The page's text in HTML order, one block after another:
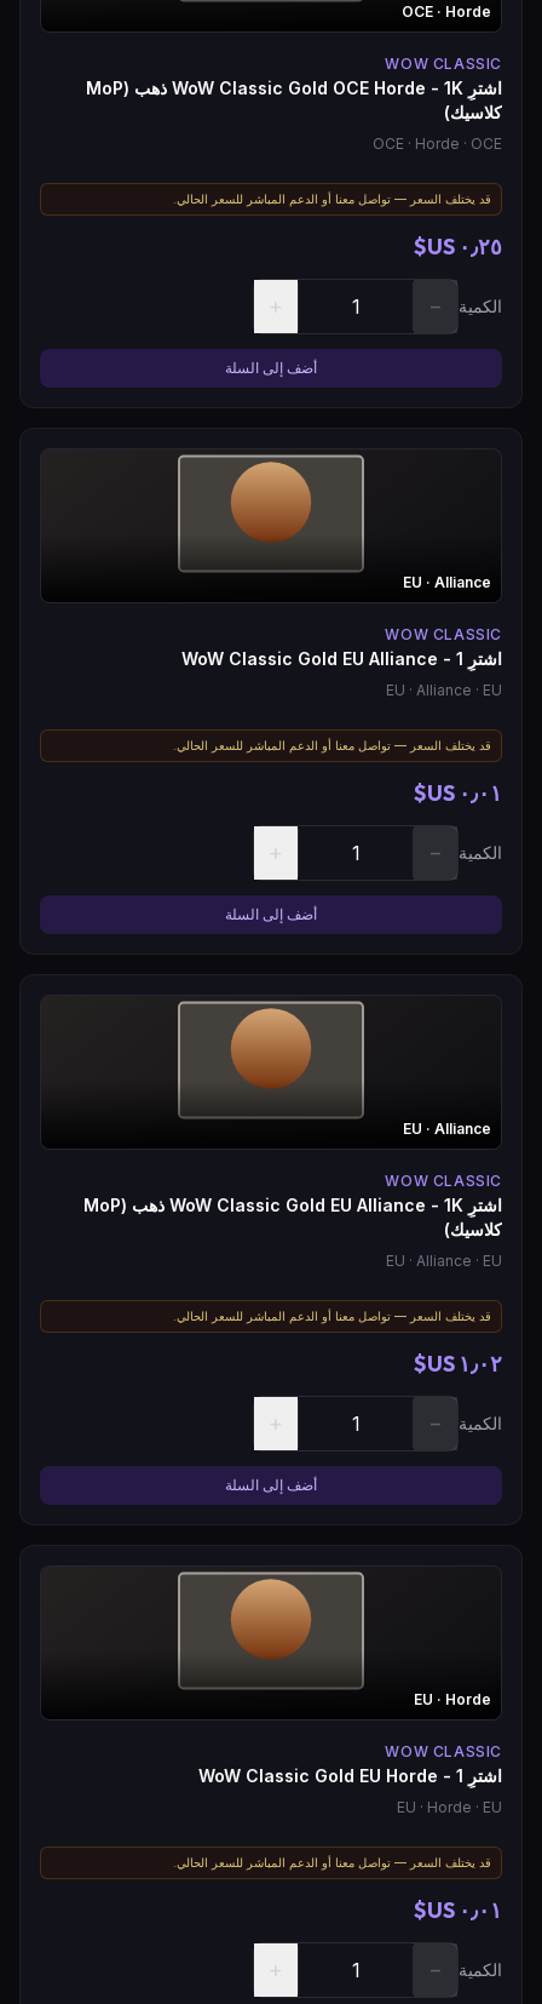
OCE · Horde
WOW CLASSIC
اشترِ WoW Classic Gold OCE Horde - 1K ذهب (MoP
كلاسيك)
OCE · Horde · OCE
قد يختلف السعر — تواصل معنا أو الدعم المباشر للسعر الحالي.
٠٫٢٥ US$
الكمية −
+
أضف إلى السلة
EU · Alliance
WOW CLASSIC
اشترِ WoW Classic Gold EU Alliance - 1
EU · Alliance · EU
قد يختلف السعر — تواصل معنا أو الدعم المباشر للسعر الحالي.
٠٫٠١ US$
الكمية −
+
أضف إلى السلة
EU · Alliance
WOW CLASSIC
اشترِ WoW Classic Gold EU Alliance - 1K ذهب (MoP
كلاسيك)
EU · Alliance · EU
قد يختلف السعر — تواصل معنا أو الدعم المباشر للسعر الحالي.
١٫٠٢ US$
الكمية −
+
أضف إلى السلة
EU · Horde
WOW CLASSIC
اشترِ WoW Classic Gold EU Horde - 1
EU · Horde · EU
قد يختلف السعر — تواصل معنا أو الدعم المباشر للسعر الحالي.
٠٫٠١ US$
الكمية −
+